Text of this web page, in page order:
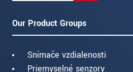
Our Product Groups
Snímače vzdialenosti
Priemyselné senzory